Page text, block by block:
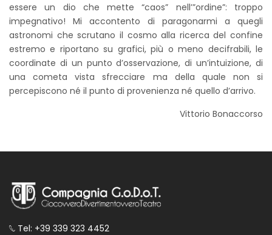
essere un dio che mette “caos” nell’”ordine”: troppo
impegnativo! Mi accontento di paragonarmi a quegli
astronomi che scrutano il cosmo alla ricerca del confine
estremo e riportano su grafici, più o meno decifrabili, le
coordinate di un punto d’osservazione, di un’intuizione, di
una cometa vista sfrecciare ma della quale non si
percepiscono né il punto di provenienza né quello d’arrivo.
Vittorio Bonaccorso
Tel: +39 339 323 4452